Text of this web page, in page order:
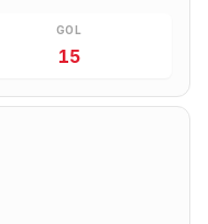
GOL
15